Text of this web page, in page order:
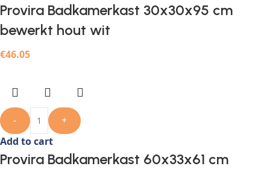
Provira Badkamerkast 30x30x95 cm
bewerkt hout wit
€46.05
-
+
Add to cart
Provira Badkamerkast 60x33x61 cm